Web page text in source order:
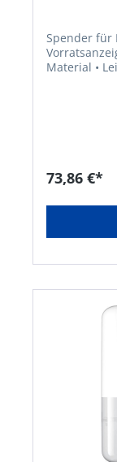
Spender für
Vorratsanzeige • Abschließbar •
Material • Leichtgängiger Druckknopf •
73,86 €*